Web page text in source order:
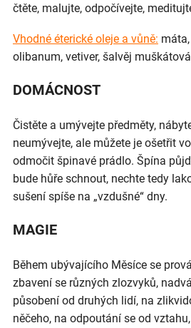
čtěte, malujte, odpočívejte,
Vhodné éterické oleje a vůně:
olibanum, vetiver, šalvěj
DOMÁCNOST
Čistěte a umývejte předměty,
neumývejte, ale můžete je ošetřit
odmočit špinavé prádlo. Špína
bude hůře schnout, nechte tedy
sušení spíše na „vzdušné“ dny.
MAGIE
Během ubývajícího Měsíce se
zbavení se různých zlozvyků,
působení od druhých lidí, na
něčeho, na odpoutání se od